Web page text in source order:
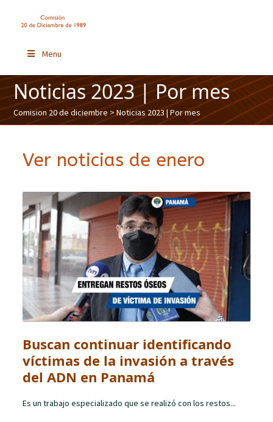
Menu
Noticias 2023 | Por mes
Comision 20 de diciembre > Noticias 2023 | Por mes
Ver noticias de enero
Buscan continuar identificando
víctimas de la invasión a través
del ADN en Panamá
Es un trabajo especializado que se realizó con los restos...